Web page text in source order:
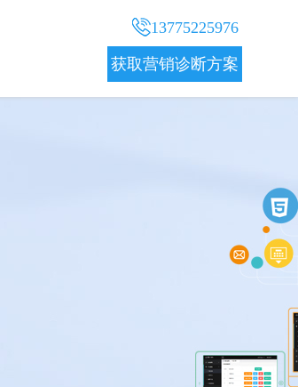
13775225976
获取营销诊断方案